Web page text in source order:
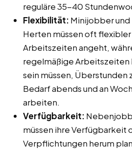
reguläre 35-40
Flexibilität: Minijobber
Herten müssen oft flexibler
Arbeitszeiten angeht,
regelmäßige
sein müssen, Überstunden
Bedarf abends und an
arbeiten.
Verfügbarkeit:
müssen ihre Verfügbarkeit
Verpflichtungen herum